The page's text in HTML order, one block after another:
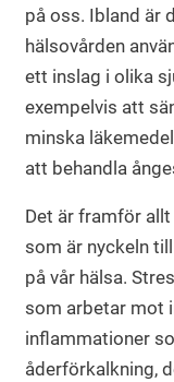
på oss. Ibland är
hälsovården
ett inslag i olika
exempelvis att
minska
att behandla
Det är framför
som är nyckeln
på vår hälsa.
som arbetar mot
inflammationer
åderförkalkning,